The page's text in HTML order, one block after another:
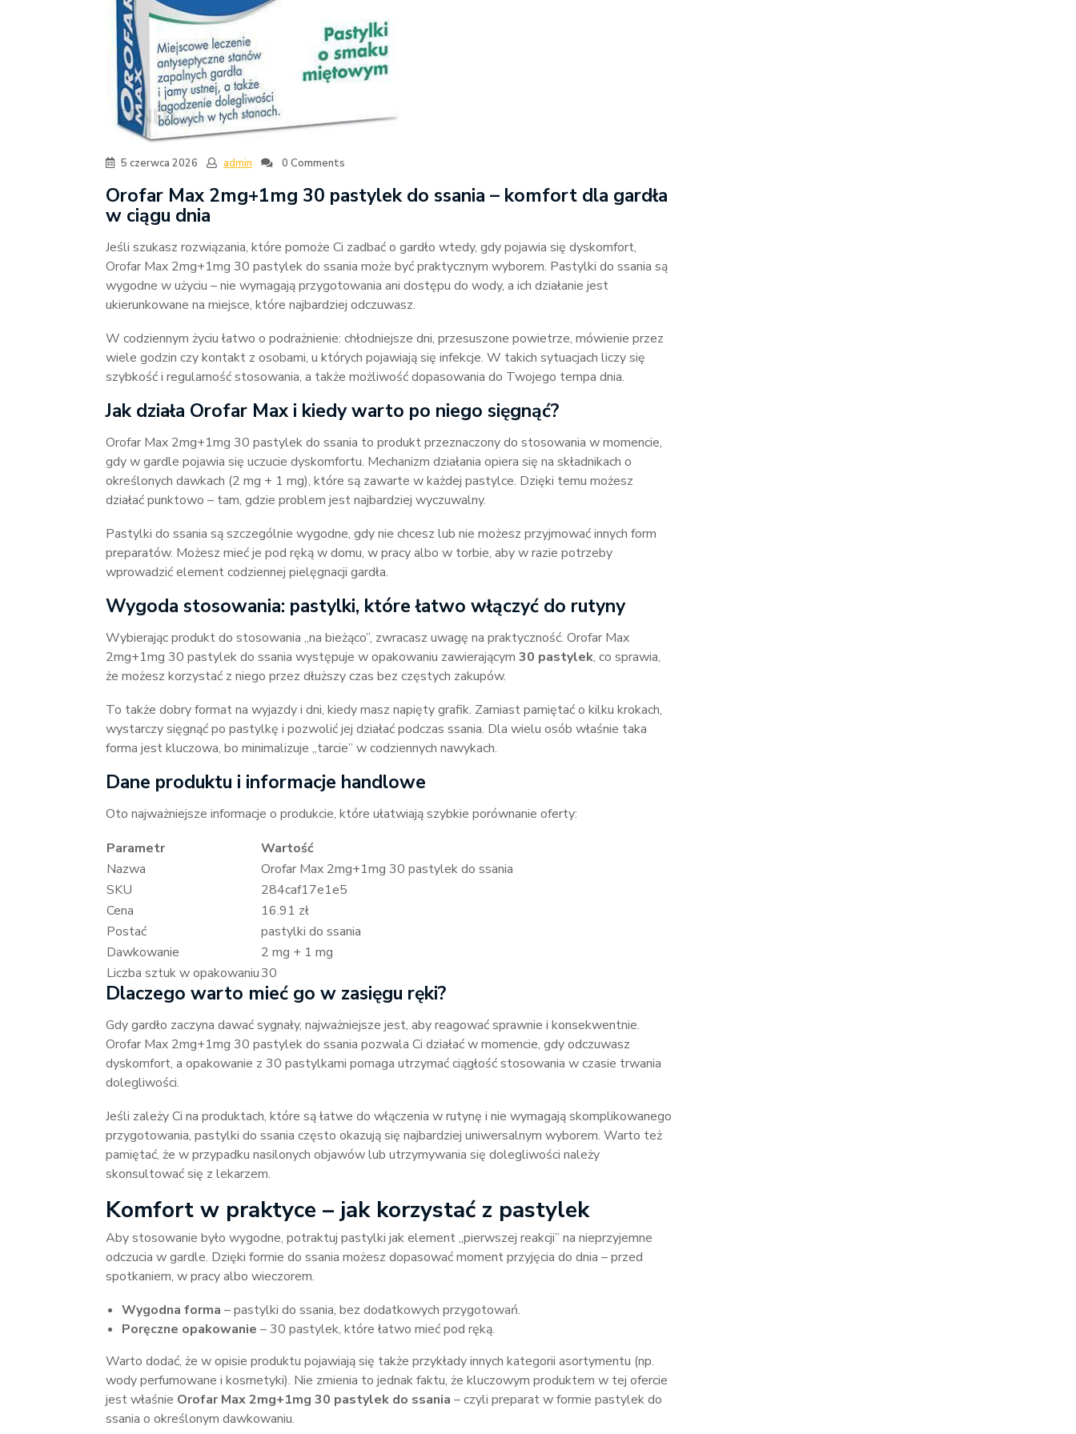
5 czerwca 2026 admin 0 Comments
Orofar Max 2mg+1mg 30 pastylek do ssania – komfort dla gardła
w ciągu dnia
Jeśli szukasz rozwiązania, które pomoże Ci zadbać o gardło wtedy, gdy pojawia się dyskomfort,
Orofar Max 2mg+1mg 30 pastylek do ssania może być praktycznym wyborem. Pastylki do ssania są
wygodne w użyciu – nie wymagają przygotowania ani dostępu do wody, a ich działanie jest
ukierunkowane na miejsce, które najbardziej odczuwasz.
W codziennym życiu łatwo o podrażnienie: chłodniejsze dni, przesuszone powietrze, mówienie przez
wiele godzin czy kontakt z osobami, u których pojawiają się infekcje. W takich sytuacjach liczy się
szybkość i regularność stosowania, a także możliwość dopasowania do Twojego tempa dnia.
Jak działa Orofar Max i kiedy warto po niego sięgnąć?
Orofar Max 2mg+1mg 30 pastylek do ssania to produkt przeznaczony do stosowania w momencie,
gdy w gardle pojawia się uczucie dyskomfortu. Mechanizm działania opiera się na składnikach o
określonych dawkach (2 mg + 1 mg), które są zawarte w każdej pastylce. Dzięki temu możesz
działać punktowo – tam, gdzie problem jest najbardziej wyczuwalny.
Pastylki do ssania są szczególnie wygodne, gdy nie chcesz lub nie możesz przyjmować innych form
preparatów. Możesz mieć je pod ręką w domu, w pracy albo w torbie, aby w razie potrzeby
wprowadzić element codziennej pielęgnacji gardła.
Wygoda stosowania: pastylki, które łatwo włączyć do rutyny
Wybierając produkt do stosowania „na bieżąco”, zwracasz uwagę na praktyczność. Orofar Max
2mg+1mg 30 pastylek do ssania występuje w opakowaniu zawierającym 30 pastylek, co sprawia,
że możesz korzystać z niego przez dłuższy czas bez częstych zakupów.
To także dobry format na wyjazdy i dni, kiedy masz napięty grafik. Zamiast pamiętać o kilku krokach,
wystarczy sięgnąć po pastylkę i pozwolić jej działać podczas ssania. Dla wielu osób właśnie taka
forma jest kluczowa, bo minimalizuje „tarcie” w codziennych nawykach.
Dane produktu i informacje handlowe
Oto najważniejsze informacje o produkcie, które ułatwiają szybkie porównanie oferty:
Parametr
Wartość
Nazwa
Orofar Max 2mg+1mg 30 pastylek do ssania
SKU
284caf17e1e5
Cena
16.91 zł
Postać
pastylki do ssania
Dawkowanie
2 mg + 1 mg
Liczba sztuk w opakowaniu30
Dlaczego warto mieć go w zasięgu ręki?
Gdy gardło zaczyna dawać sygnały, najważniejsze jest, aby reagować sprawnie i konsekwentnie.
Orofar Max 2mg+1mg 30 pastylek do ssania pozwala Ci działać w momencie, gdy odczuwasz
dyskomfort, a opakowanie z 30 pastylkami pomaga utrzymać ciągłość stosowania w czasie trwania
dolegliwości.
Jeśli zależy Ci na produktach, które są łatwe do włączenia w rutynę i nie wymagają skomplikowanego
przygotowania, pastylki do ssania często okazują się najbardziej uniwersalnym wyborem. Warto też
pamiętać, że w przypadku nasilonych objawów lub utrzymywania się dolegliwości należy
skonsultować się z lekarzem.
Komfort w praktyce – jak korzystać z pastylek
Aby stosowanie było wygodne, potraktuj pastylki jak element „pierwszej reakcji” na nieprzyjemne
odczucia w gardle. Dzięki formie do ssania możesz dopasować moment przyjęcia do dnia – przed
spotkaniem, w pracy albo wieczorem.
Wygodna forma – pastylki do ssania, bez dodatkowych przygotowań.
Poręczne opakowanie – 30 pastylek, które łatwo mieć pod ręką.
Warto dodać, że w opisie produktu pojawiają się także przykłady innych kategorii asortymentu (np.
wody perfumowane i kosmetyki). Nie zmienia to jednak faktu, że kluczowym produktem w tej ofercie
jest właśnie Orofar Max 2mg+1mg 30 pastylek do ssania – czyli preparat w formie pastylek do
ssania o określonym dawkowaniu.